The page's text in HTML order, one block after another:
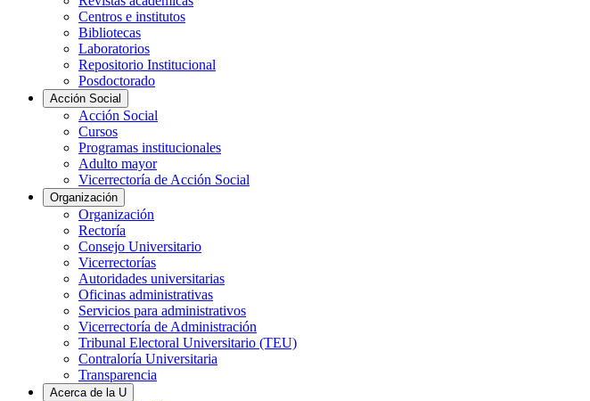
Centros e institutos
Bibliotecas
Laboratorios
Repositorio Institucional
Posdoctorado
Acción Social
Acción Social
Cursos
Programas institucionales
Adulto mayor
Vicerrectoría de Acción Social
Organización
Organización
Rectoría
Consejo Universitario
Vicerrectorías
Autoridades universitarias
Oficinas administrativas
Servicios para administrativos
Vicerrectoría de Administración
Tribunal Electoral Universitario (TEU)
Contraloría Universitaria
Transparencia
Acerca de la U